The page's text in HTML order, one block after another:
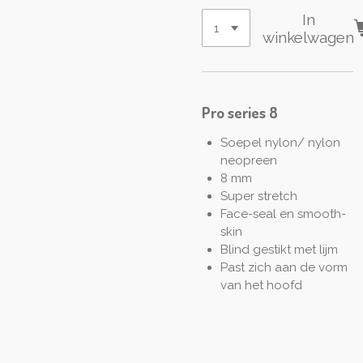
In
winkelwagen
Pro series 8
Soepel nylon/ nylon
neopreen
8 mm
Super stretch
Face-seal en smooth-
skin
Blind gestikt met lijm
Past zich aan de vorm
van het hoofd